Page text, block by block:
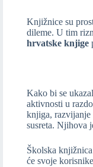
Knjižnice su
dileme. U tim
hrvatske knjige
Kako bi se
aktivnosti u
knjiga, razvijanje
susreta. Njihova
Školska
će svoje